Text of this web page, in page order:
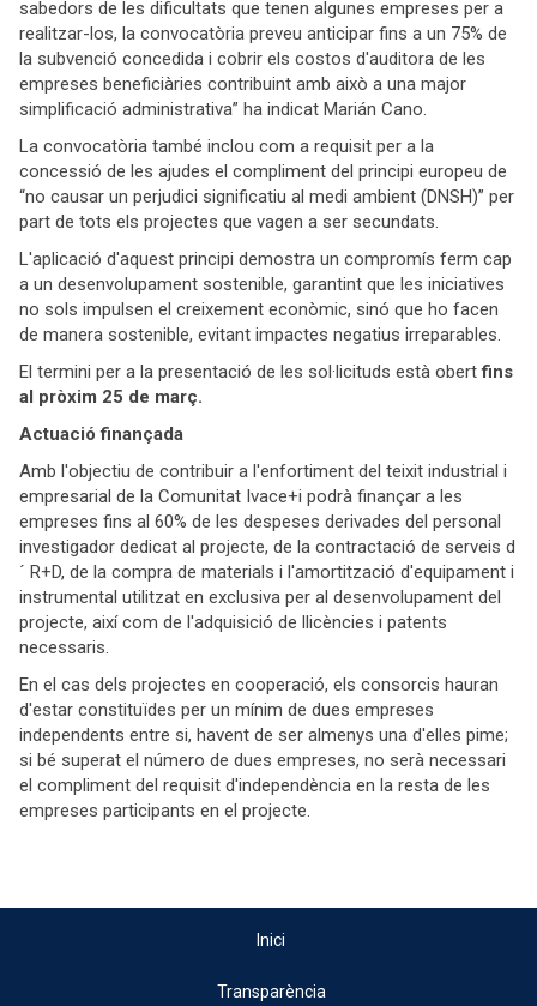
sabedors de les dificultats que tenen algunes empreses per a
realitzar-los, la convocatòria preveu anticipar fins a un 75% de
la subvenció concedida i cobrir els costos d'auditora de les
empreses beneficiàries contribuint amb això a una major
simplificació administrativa” ha indicat Marián Cano.
La convocatòria també inclou com a requisit per a la
concessió de les ajudes el compliment del principi europeu de
“no causar un perjudici significatiu al medi ambient (DNSH)” per
part de tots els projectes que vagen a ser secundats.
L'aplicació d'aquest principi demostra un compromís ferm cap
a un desenvolupament sostenible, garantint que les iniciatives
no sols impulsen el creixement econòmic, sinó que ho facen
de manera sostenible, evitant impactes negatius irreparables.
El termini per a la presentació de les sol·licituds està obertfins
al pròxim 25 de març.
Actuació finançada
Amb l'objectiu de contribuir a l'enfortiment del teixit industrial i
empresarial de la Comunitat Ivace+i podrà finançar a les
empreses fins al 60% de les despeses derivades del personal
investigador dedicat al projecte, de la contractació de serveis d
´ R+D, de la compra de materials i l'amortització d'equipament i
instrumental utilitzat en exclusiva per al desenvolupament del
projecte, així com de l'adquisició de llicències i patents
necessaris.
En el cas dels projectes en cooperació, els consorcis hauran
d'estar constituïdes per un mínim de dues empreses
independents entre si, havent de ser almenys una d'elles pime;
si bé superat el número de dues empreses, no serà necessari
el compliment del requisit d'independència en la resta de les
empreses participants en el projecte.
Inici
Transparència